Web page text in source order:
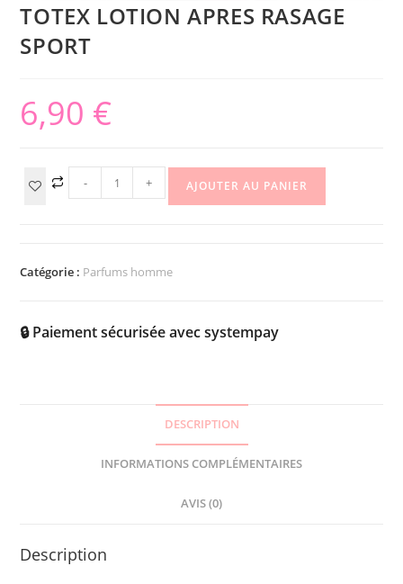
TOTEX LOTION APRES RASAGE
SPORT
6,90 €
- + AJOUTER AU PANIER
Catégorie : Parfums homme
🔒 Paiement sécurisée avec systempay
DESCRIPTION
INFORMATIONS COMPLÉMENTAIRES
AVIS (0)
Description